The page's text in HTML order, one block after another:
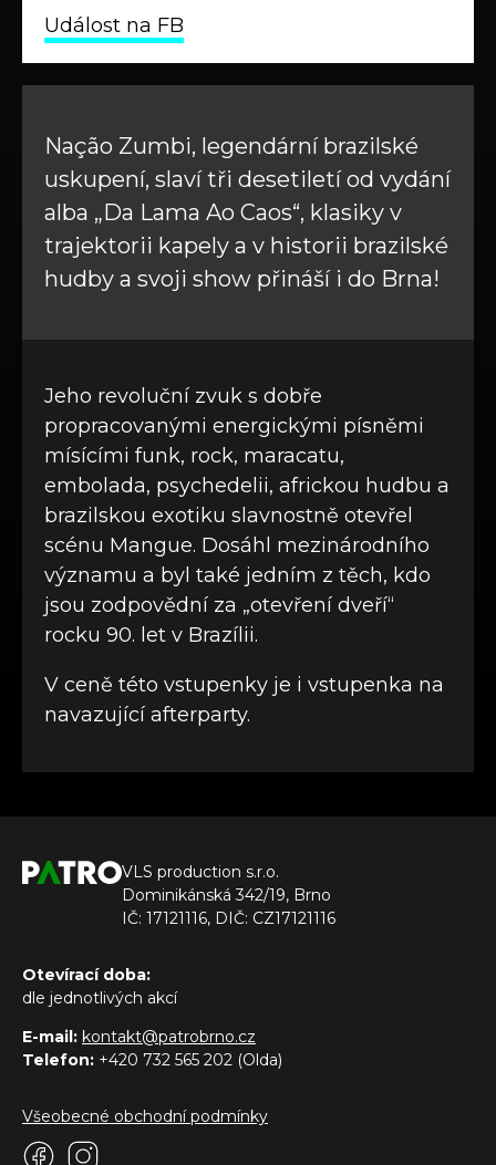
Událost na FB
Nação Zumbi, legendární brazilské
uskupení, slaví tři desetiletí od vydání
alba „Da Lama Ao Caos“, klasiky v
trajektorii kapely a v historii brazilské
hudby a svoji show přináší i do Brna!
Jeho revoluční zvuk s dobře
propracovanými energickými písněmi
mísícími funk, rock, maracatu,
embolada, psychedelii, africkou hudbu a
brazilskou exotiku slavnostně otevřel
scénu Mangue. Dosáhl mezinárodního
významu a byl také jedním z těch, kdo
jsou zodpovědní za „otevření dveří“
rocku 90. let v Brazílii.
V ceně této vstupenky je i vstupenka na
navazující afterparty.
VLS production s.r.o.
Dominikánská 342/19, Brno
IČ: 17121116, DIČ: CZ17121116
Otevírací doba:
dle jednotlivých akcí
E-mail: kontakt@patrobrno.cz
Telefon: +420 732 565 202 (Olda)
Všeobecné obchodní podmínky